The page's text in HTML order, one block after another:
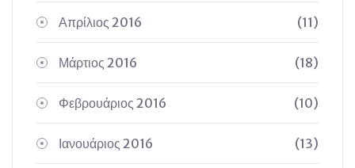
Απρίλιος 2016 (11)
Μάρτιος 2016 (18)
Φεβρουάριος 2016 (10)
Ιανουάριος 2016 (13)